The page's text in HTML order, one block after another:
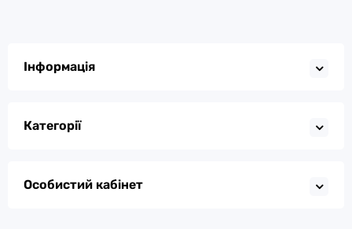
Інформація
Категорії
Особистий кабінет